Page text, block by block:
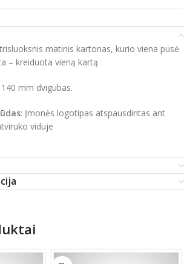
matinis kartonas, kurio viena pusė
– kreiduota vieną kartą
mm dvigubas.
: Įmonės logotipas atspausdintas ant
viduje